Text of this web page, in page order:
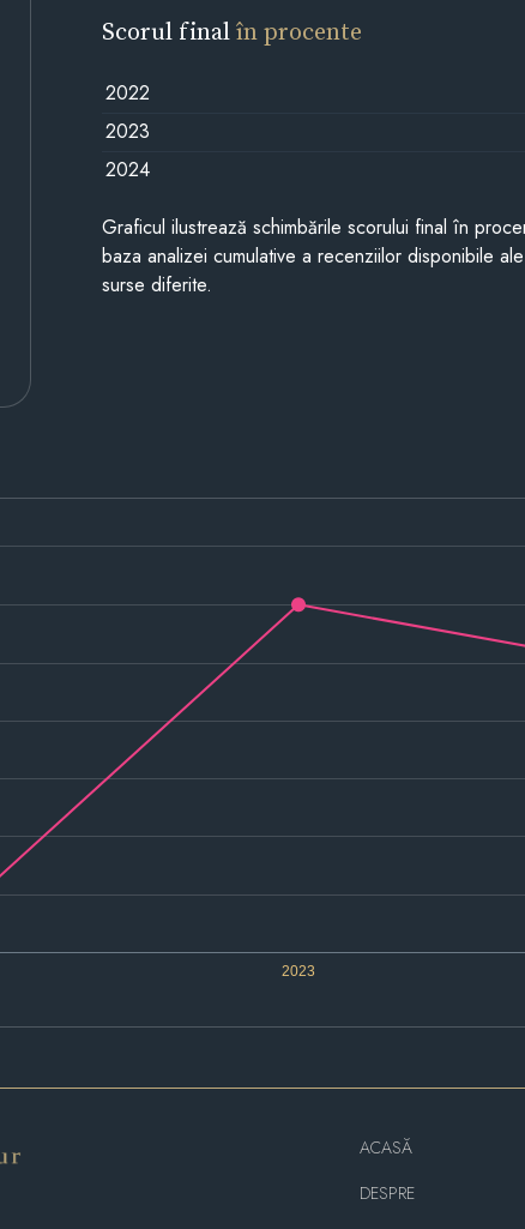
Scorul finalîn procente
2022
2023
2024
Graficul ilustrează schimbările scorului final în
baza analizei cumulative a recenziilor disponibile
surse diferite.
2023
ACASĂ
DESPRE